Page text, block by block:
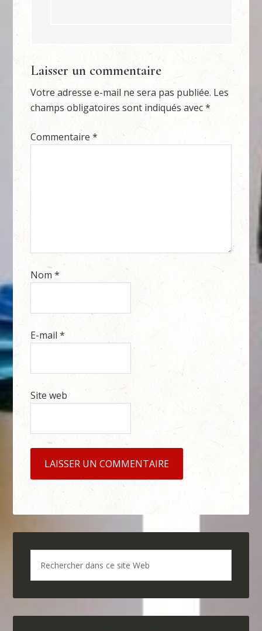
Laisser un commentaire
Votre adresse e-mail ne sera pas publiée. Les
champs obligatoires sont indiqués avec*
Commentaire*
Nom*
E-mail*
Site web